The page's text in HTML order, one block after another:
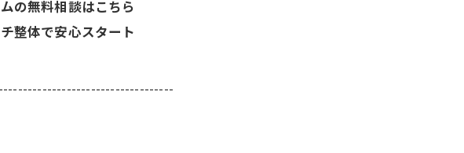
の無料相談はこちら
整体で安心スタート